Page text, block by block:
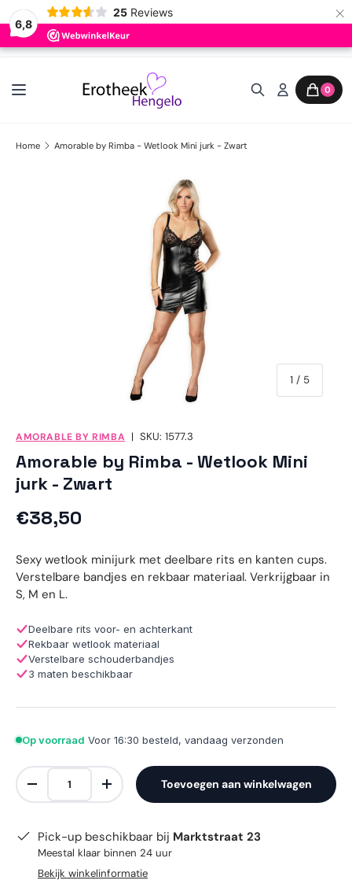
6,8
25 Reviews ×
Ga naar inhoud
0
Home Amorable by Rimba - Wetlook Mini jurk - Zwart
Ga direct naar productinformatie
1 / van
5
AMORABLE BY RIMBA |SKU: 1577.3
Amorable by Rimba - Wetlook Mini
jurk - Zwart
Reguliere prijs
€38,50
Sexy wetlook minijurk met deelbare rits en kanten cups.
Verstelbare bandjes en rekbaar materiaal. Verkrijgbaar in
S, M en L.
Deelbare rits voor- en achterkant
Rekbaar wetlook materiaal
Verstelbare schouderbandjes
3 maten beschikbaar
Op voorraad Voor 16:30 besteld, vandaag verzonden
Aantal
Verlaag de hoeveelheidVerhoog de hoeveelheid
Toevoegen aan winkelwagen
Pick-up beschikbaar bij Marktstraat 23
Meestal klaar binnen 24 uur
Bekijk winkelinformatie